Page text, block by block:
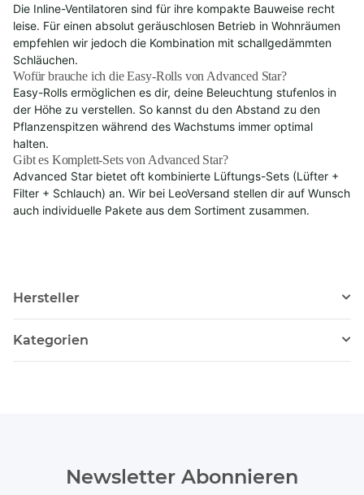
Die Inline-Ventilatoren sind für ihre kompakte Bauweise recht
leise. Für einen absolut geräuschlosen Betrieb in Wohnräumen
empfehlen wir jedoch die Kombination mit schallgedämmten
Schläuchen.
Wofür brauche ich die Easy-Rolls von Advanced Star?
Easy-Rolls ermöglichen es dir, deine Beleuchtung stufenlos in
der Höhe zu verstellen. So kannst du den Abstand zu den
Pflanzenspitzen während des Wachstums immer optimal
halten.
Gibt es Komplett-Sets von Advanced Star?
Advanced Star bietet oft kombinierte Lüftungs-Sets (Lüfter +
Filter + Schlauch) an. Wir bei LeoVersand stellen dir auf Wunsch
auch individuelle Pakete aus dem Sortiment zusammen.
Hersteller
Kategorien
Newsletter Abonnieren